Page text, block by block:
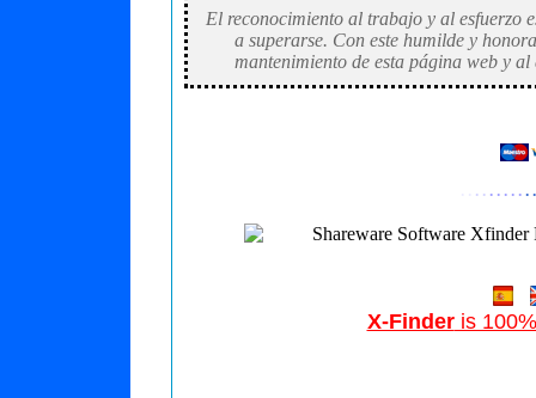
El reconocimiento al trabajo y al esfuerzo
a superarse. Con este humilde y
mantenimiento de esta página web y
· · · · · · ··
X-Finderis